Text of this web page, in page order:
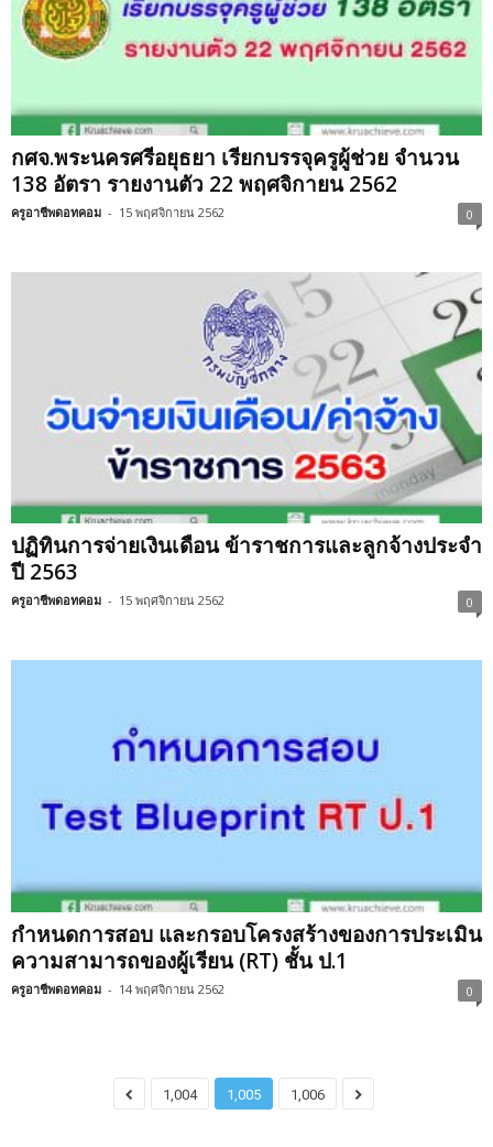
กศจ.พระนครศรีอยุธยา เรียกบรรจุครูผู้ช่วย จำนวน
138 อัตรา รายงานตัว 22 พฤศจิกายน 2562
ครูอาชีพดอทคอม - 15 พฤศจิกายน 2562 0
ปฏิทินการจ่ายเงินเดือน ข้าราชการและลูกจ้างประจำ
ปี 2563
ครูอาชีพดอทคอม - 15 พฤศจิกายน 2562 0
กำหนดการสอบ และกรอบโครงสร้างของการประเมิน
ความสามารถของผู้เรียน (RT) ชั้น ป.1
ครูอาชีพดอทคอม - 14 พฤศจิกายน 2562 0
1,004 1,005 1,006